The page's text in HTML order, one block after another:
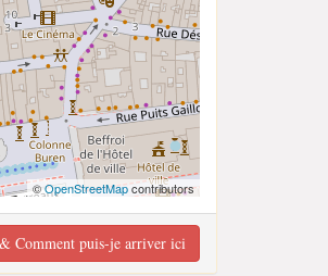
©OpenStreetMapcontributors
Comment puis-je arriver ici